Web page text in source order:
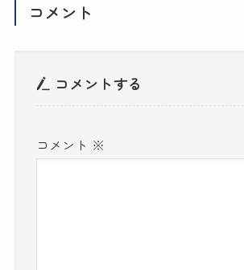
コメント
コメントする
コメント ※